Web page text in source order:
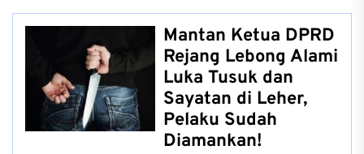
Mantan Ketua DPRD
Rejang Lebong Alami
Luka Tusuk dan
Sayatan di Leher,
Pelaku Sudah
Diamankan!